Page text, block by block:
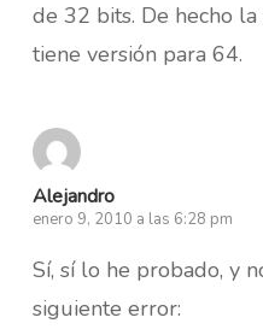
de 32 bits. De hecho
tiene versión para 64.
Alejandro
enero 9, 2010 a las 6:28 pm
Sí, sí lo he probado, y
siguiente error: